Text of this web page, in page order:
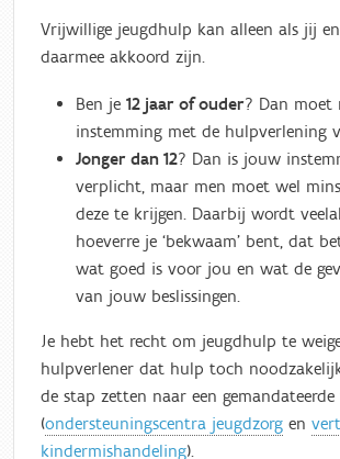
Vrijwillige jeugdhulp kan alleen als jij
daarmee akkoord zijn.
Ben je 12 jaar of ouder? Dan moet
instemming met de hulpverlening
Jonger dan 12? Dan is jouw
verplicht, maar men moet wel
deze te krijgen. Daarbij wordt
hoeverre je ‘bekwaam’ bent, dat
wat goed is voor jou en wat de
van jouw beslissingen.
Je hebt het recht om jeugdhulp te
hulpverlener dat hulp toch
de stap zetten naar een
(ondersteuningscentra jeugdzorg en
kindermishandeling).